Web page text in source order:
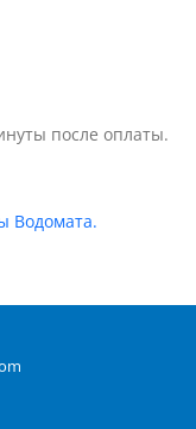
после оплаты.
Водомата.